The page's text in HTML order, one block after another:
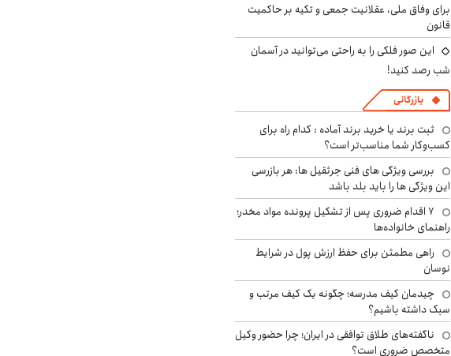
برای وفاق ملی، عقلانیت جمعی و تکیه بر حاکمیت
قانون
این صور فلکی را به راحتی می‌توانید در آسمان
شب رصد کنید!
بازرگانی
ثبت برند یا خرید برند آماده : کدام راه برای
کسب‌وکار شما مناسب‌تر است؟
بررسی ویژگی های فنی جرثقیل ها: هر بازرسی
این ویژگی ها را باید بلد باشد
۷ اقدام ضروری پس از تشکیل پرونده مواد مخدر؛
راهنمای خانواده‌ها
راهی مطمئن برای حفظ ارزش پول در شرایط
نوسان
چیدمان کیف مدرسه؛ چگونه یک کیف مرتب و
سبک داشته باشیم؟
ناگفته‌های طلاق توافقی در ایران؛ چرا حضور وکیل
متخصص ضروری است؟